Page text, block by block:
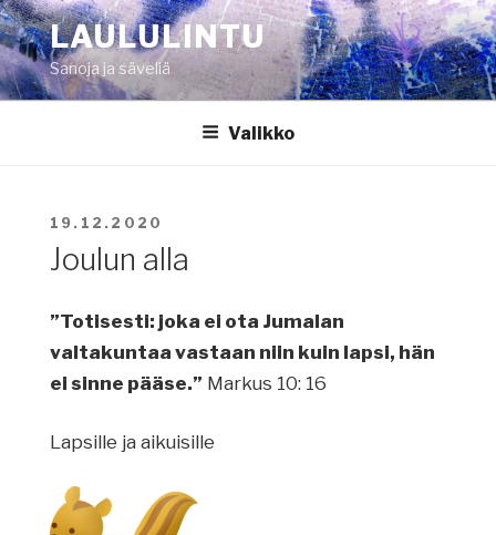
Siirry
sisältöönLAULULINTU
Sanoja ja säveliä
Valikko
JULKAISTU
19.12.2020
Joulun alla
”Totisesti: joka ei ota Jumalan
valtakuntaa vastaan niin kuin lapsi, hän
ei sinne pääse.” Markus 10: 16
Lapsille ja aikuisille